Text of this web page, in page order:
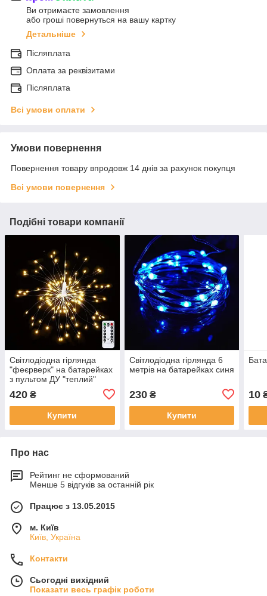
Ви отримаєте замовлення
або гроші повернуться на вашу картку
Детальніше
Післяплата
Оплата за реквізитами
Післяплата
Всі умови оплати
Умови повернення
Повернення товару впродовж 14 днів за рахунок покупця
Всі умови повернення
Подібні товари компанії
Світлодіодна гірлянда
"феєрверк" на батарейках
з пультом ДУ "теплий"
420 ₴
Купити
Світлодіодна гірлянда 6
метрів на батарейках синя
230₴
Купити
10
Про нас
Рейтинг не сформований
Менше 5 відгуків за останній рік
Працює з 13.05.2015
м. Київ
Київ, Україна
Контакти
Сьогодні вихідний
Показати весь графік роботи